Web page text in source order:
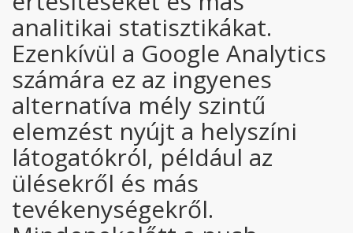
analitikai statisztikákat.
Ezenkívül a Google Analytics
számára ez az ingyenes
alternatíva mély szintű
elemzést nyújt a helyszíni
látogatókról, például az
ülésekről és más
tevékenységekről.